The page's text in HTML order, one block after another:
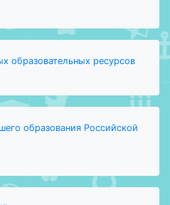
образовательных ресурсов
образования Российской